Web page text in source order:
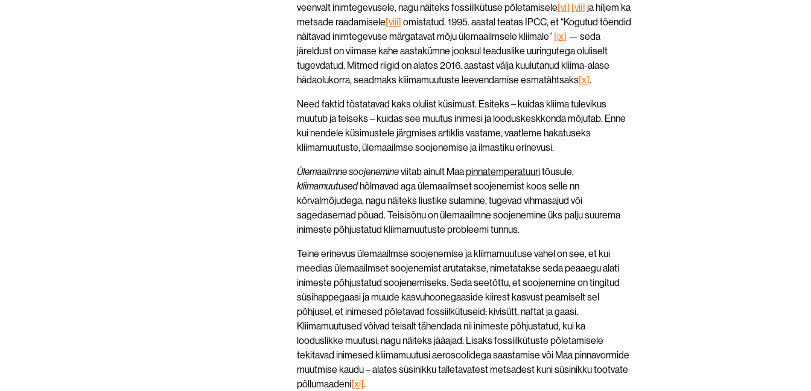
veenvalt inimtegevusele, nagu näiteks fossiilkütuse põletamisele[vi] [vii] ja hiljem ka
metsade raadamisele[viii] omistatud. 1995. aastal teatas IPCC, et “Kogutud tõendid
näitavad inimtegevuse märgatavat mõju ülemaailmsele kliimale” [ix] — seda
järeldust on viimase kahe aastakümne jooksul teaduslike uuringutega oluliselt
tugevdatud. Mitmed riigid on alates 2016. aastast välja kuulutanud kliima-alase
hädaolukorra, seadmaks kliimamuutuste leevendamise esmatähtsaks[x].
Need faktid tõstatavad kaks olulist küsimust. Esiteks – kuidas kliima tulevikus
muutub ja teiseks – kuidas see muutus inimesi ja looduskeskkonda mõjutab. Enne
kui nendele küsimustele järgmises artiklis vastame, vaatleme hakatuseks
kliimamuutuste, ülemaailmse soojenemise ja ilmastiku erinevusi.
Ülemaailmne soojenemineviitab ainult Maapinnatemperatuuritõusule,
kliimamuutusedhõlmavad aga ülemaailmset soojenemist koos selle nn
kõrvalmõjudega, nagu näiteks liustike sulamine, tugevad vihmasajud või
sagedasemad põuad. Teisisõnu on ülemaailmne soojenemine üks palju suurema
inimeste põhjustatud kliimamuutuste probleemi tunnus.
Teine erinevus ülemaailmse soojenemise ja kliimamuutuse vahel on see, et kui
meedias ülemaailmset soojenemist arutatakse, nimetatakse seda peaaegu alati
inimeste põhjustatud soojenemiseks. Seda seetõttu, et soojenemine on tingitud
süsihappegaasi ja muude kasvuhoonegaaside kiirest kasvust peamiselt sel
põhjusel, et inimesed põletavad fossiilkütuseid: kivisütt, naftat ja gaasi.
Kliimamuutused võivad teisalt tähendada nii inimeste põhjustatud, kui ka
looduslikke muutusi, nagu näiteks jääajad. Lisaks fossiilkütuste põletamisele
tekitavad inimesed kliimamuutusi aerosoolidega saastamise või Maa pinnavormide
muutmise kaudu – alates süsinikku talletavatest metsadest kuni süsinikku tootvate
põllumaadeni[xi].